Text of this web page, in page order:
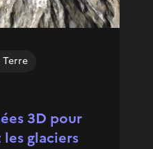
3D pour
glaciers
Terre